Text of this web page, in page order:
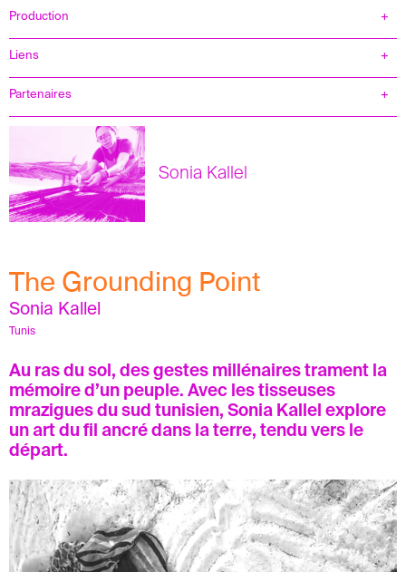
The Grounding Point
Sonia Kallel
Tunis
Au ras du sol, des gestes millénaires trament la
mémoire d’un peuple. Avec les tisseuses
mrazigues du sud tunisien, Sonia Kallel explore
un art du fil ancré dans la terre, tendu vers le
départ.
Production
Liens
Partenaires
Sonia Kallel